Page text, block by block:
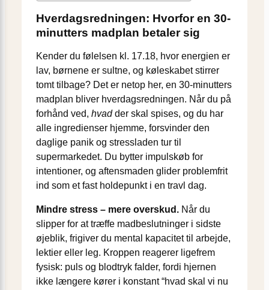
Hverdagsredningen: Hvorfor en 30-
minutters madplan betaler sig
Kender du følelsen kl. 17.18, hvor energien er
lav, børnene er sultne, og køleskabet stirrer
tomt tilbage? Det er netop her, en 30-minutters
madplan bliver hverdagsredningen. Når du på
forhånd ved, hvadder skal spises, og du har
alle ingredienser hjemme, forsvinder den
daglige panik og stress­laden tur til
supermarkedet. Du bytter impulskøb for
intentioner, og aftensmaden glider problemfrit
ind som et fast holdepunkt i en travl dag.
Mindre stress – mere overskud. Når du
slipper for at træffe madbeslutninger i sidste
øjeblik, frigiver du mental kapacitet til arbejde,
lektier eller leg. Kroppen reagerer ligefrem
fysisk: puls og blodtryk falder, fordi hjernen
ikke længere kører i konstant “hvad skal vi nu